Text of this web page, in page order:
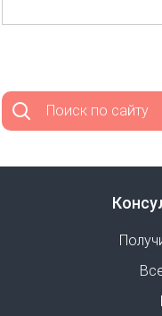
Поиск по сайту